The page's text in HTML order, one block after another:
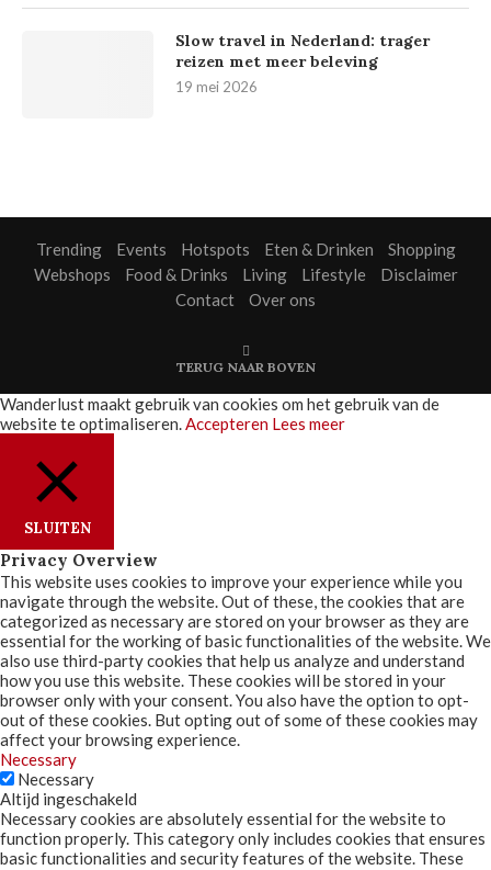
Slow travel in Nederland: trager
reizen met meer beleving
19 mei 2026
Trending Events Hotspots Eten & Drinken
Shopping
Webshops
Food & Drinks Living Lifestyle
Disclaimer
Contact
Over ons
TERUG NAAR BOVEN
Wanderlust maakt gebruik van cookies om het gebruik van de
website te optimaliseren.Accepteren Lees meer
SLUITEN
Privacy Overview
This website uses cookies to improve your experience while you
navigate through the website. Out of these, the cookies that are
categorized as necessary are stored on your browser as they are
essential for the working of basic functionalities of the website. We
also use third-party cookies that help us analyze and understand
how you use this website. These cookies will be stored in your
browser only with your consent. You also have the option to opt-
out of these cookies. But opting out of some of these cookies may
affect your browsing experience.
Necessary
Necessary
Altijd ingeschakeld
Necessary cookies are absolutely essential for the website to
function properly. This category only includes cookies that ensures
basic functionalities and security features of the website. These